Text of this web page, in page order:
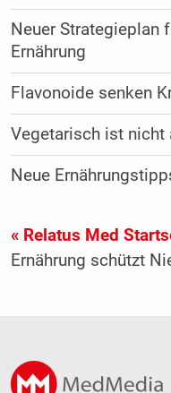
Neuer Strategieplan
Ernährung
Flavonoide senken
Vegetarisch ist
Neue
« Relatus Med
Ernährung schützt